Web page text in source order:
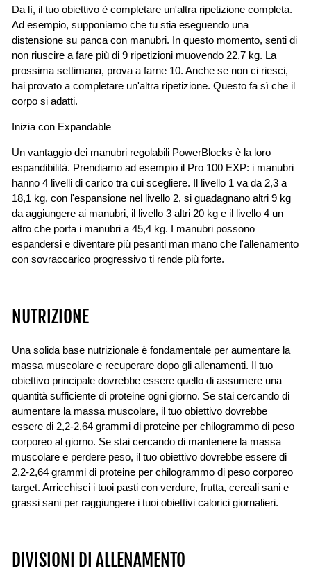
Da lì, il tuo obiettivo è completare un'altra ripetizione completa.
Ad esempio, supponiamo che tu stia eseguendo una
distensione su panca con manubri. In questo momento, senti di
non riuscire a fare più di 9 ripetizioni muovendo 22,7 kg. La
prossima settimana, prova a farne 10. Anche se non ci riesci,
hai provato a completare un'altra ripetizione. Questo fa sì che il
corpo si adatti.
Inizia con Expandable
Un vantaggio dei manubri regolabili PowerBlocks è la loro
espandibilità. Prendiamo ad esempio il Pro 100 EXP: i manubri
hanno 4 livelli di carico tra cui scegliere. Il livello 1 va da 2,3 a
18,1 kg, con l'espansione nel livello 2, si guadagnano altri 9 kg
da aggiungere ai manubri, il livello 3 altri 20 kg e il livello 4 un
altro che porta i manubri a 45,4 kg. I manubri possono
espandersi e diventare più pesanti man mano che l'allenamento
con sovraccarico progressivo ti rende più forte.
NUTRIZIONE
Una solida base nutrizionale è fondamentale per aumentare la
massa muscolare e recuperare dopo gli allenamenti. Il tuo
obiettivo principale dovrebbe essere quello di assumere una
quantità sufficiente di proteine ​​ogni giorno. Se stai cercando di
aumentare la massa muscolare, il tuo obiettivo dovrebbe
essere di 2,2-2,64 grammi di proteine ​​per chilogrammo di peso
corporeo al giorno. Se stai cercando di mantenere la massa
muscolare e perdere peso, il tuo obiettivo dovrebbe essere di
2,2-2,64 grammi di proteine ​​per chilogrammo di peso corporeo
target. Arricchisci i tuoi pasti con verdure, frutta, cereali sani e
grassi sani per raggiungere i tuoi obiettivi calorici giornalieri.
DIVISIONI DI ALLENAMENTO